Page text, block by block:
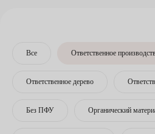
Все Ответственное
Ответственное дерево
Без ПФУ Органический